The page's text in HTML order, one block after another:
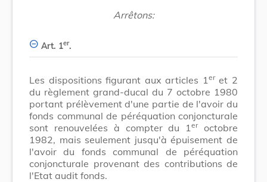
Arrêtons:
Art. 1er.
Les dispositions figurant aux articles 1 eret 2
du règlement grand-ducal du 7 octobre 1980
portant prélèvement d'une partie de l'avoir du
fonds communal de péréquation conjoncturale
sont renouvelées à compter du 1eroctobre
1982, mais seulement jusqu'à épuisement de
l'avoir du fonds communal de péréquation
conjoncturale provenant des contributions de
l'Etat audit fonds.